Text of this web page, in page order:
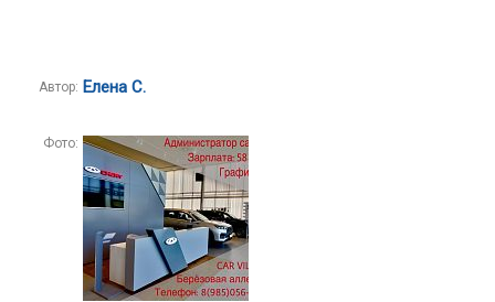
Автор: Елена С.
Фото: